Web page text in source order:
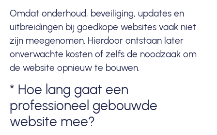
Omdat onderhoud, beveiliging, updates en
uitbreidingen bij goedkope websites vaak niet
zijn meegenomen. Hierdoor ontstaan later
onverwachte kosten of zelfs de noodzaak om
de website opnieuw te bouwen.
* Hoe lang gaat een
professioneel gebouwde
website mee?